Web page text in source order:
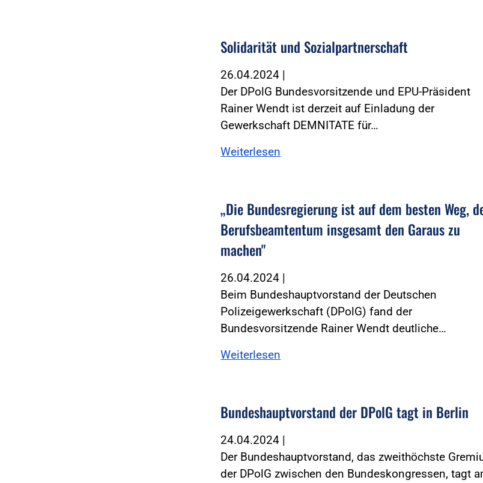
Solidarität und Sozialpartnerschaft
26.04.2024 |
Der DPolG Bundesvorsitzende und EPU-Präsident
Rainer Wendt ist derzeit auf Einladung der
Gewerkschaft DEMNITATE für…
Weiterlesen
„Die Bundesregierung ist auf dem besten Weg,
Berufsbeamtentum insgesamt den Garaus zu
machen"
26.04.2024 |
Beim Bundeshauptvorstand der Deutschen
Polizeigewerkschaft (DPolG) fand der
Bundesvorsitzende Rainer Wendt deutliche…
Weiterlesen
Bundeshauptvorstand der DPolG tagt in Berlin
24.04.2024 |
Der Bundeshauptvorstand, das zweithöchste
der DPolG zwischen den Bundeskongressen, tagt